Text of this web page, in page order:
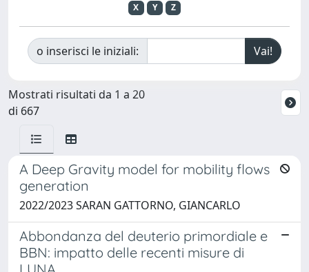
X
Y Z
o inserisci le iniziali:
Mostrati risultati da 1 a 20
di 667
A Deep Gravity model for mobility flows
generation
2022/2023 SARAN GATTORNO, GIANCARLO
Abbondanza del deuterio primordiale e
BBN: impatto delle recenti misure di